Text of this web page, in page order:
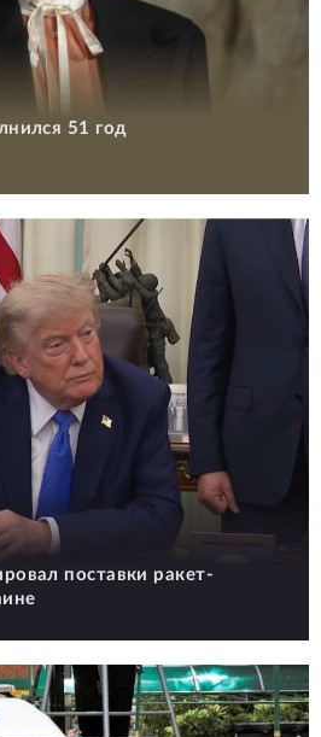
51 год
поставки ракет-